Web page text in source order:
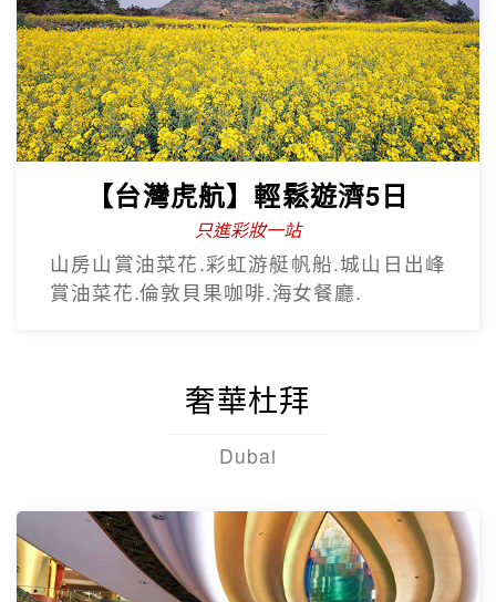
【台灣虎航】輕鬆遊濟5日
只進彩妝一站
山房山賞油菜花.彩虹游艇帆船.城山日出峰
賞油菜花.倫敦貝果咖啡.海女餐廳.
奢華杜拜
Dubai